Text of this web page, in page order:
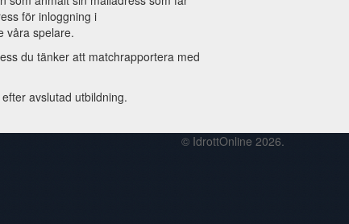
för inloggning i
våra spelare.
du tänker att matchrapportera med
avslutad utbildning.
© IdrottOnline 2026.